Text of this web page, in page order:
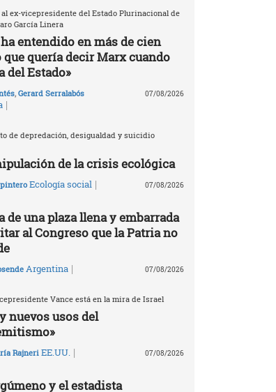
ex-vicepresidente del Estado Plurinacional de
García Linera
entendido en más de cien
que quería decir Marx cuando
del Estado»
, Gerard Serralabós
|
07/08/2026
de depredación, desigualdad y suicidio
de la crisis ecológica
Ecología social | 07/08/2026
de una plaza llena y embarrada
al Congreso que la Patria no
Argentina | 07/08/2026
Vance está en la mira de Israel
nuevos usos del
Rajneri EE.UU. | 07/08/2026
y el estadista